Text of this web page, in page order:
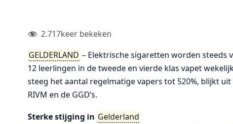
2.717keer bekeken
GELDERLAND – Elektrische sigaretten worden steeds
12 leerlingen in de tweede en vierde klas vapet
steeg het aantal regelmatige vapers tot 520%, blijkt
RIVM en de GGD’s.
Sterke stijging in Gelderland